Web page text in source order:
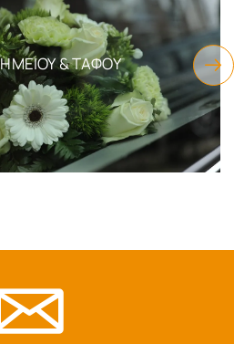
& ΤΆΦΟΥ